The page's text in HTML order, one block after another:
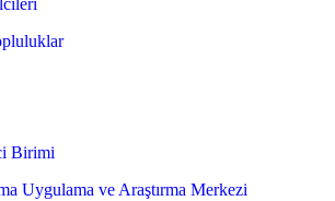
Birimi
Uygulama ve Araştırma Merkezi